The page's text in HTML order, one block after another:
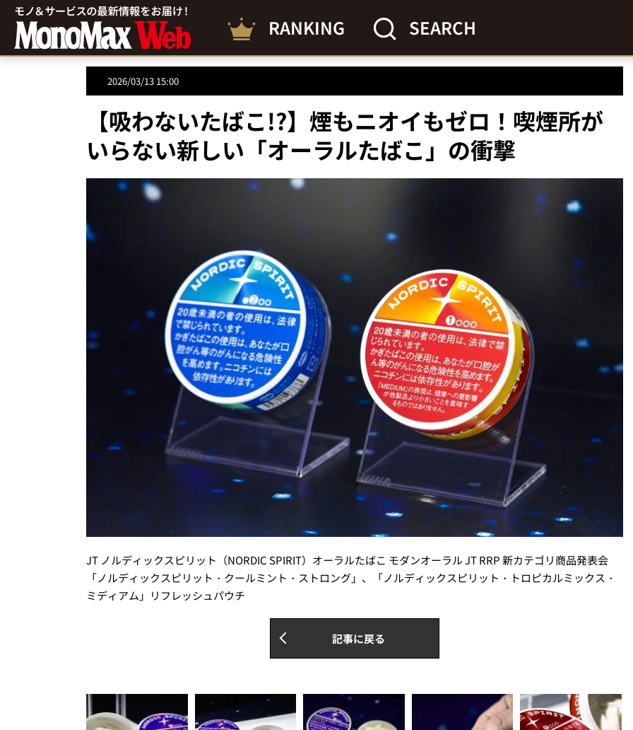
RANKING SEARCH
2026/03/13 15:00
【吸わないたばこ!?】煙もニオイもゼロ！喫煙所が
いらない新しい「オーラルたばこ」の衝撃
JT ノルディックスピリット（NORDIC SPIRIT）オーラルたばこ モダンオーラル JT RRP 新カテゴリ商品発表会
「ノルディックスピリット・クールミント・ストロング」、「ノルディックスピリット・トロピカルミックス・
ミディアム」リフレッシュパウチ
記事に戻る